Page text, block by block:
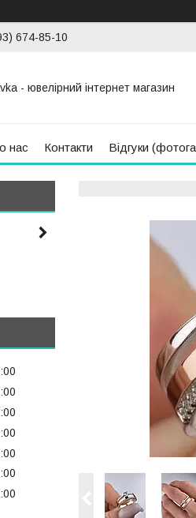
674-85-10
- ювелірний інтернет магазин
нас Контакти Відгуки